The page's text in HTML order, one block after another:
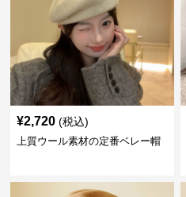
¥2,720 (税込)
上質ウール素材の定番ベレー帽